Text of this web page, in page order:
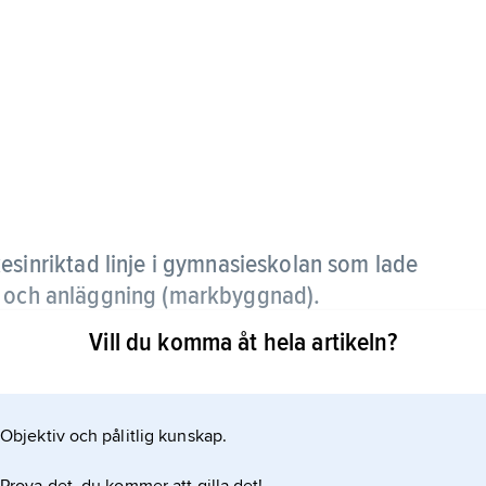
linje i gymnasieskolan som lade
anläggning (markbyggnad).
Vill du komma åt hela artikeln?
Objektiv och pålitlig kunskap.